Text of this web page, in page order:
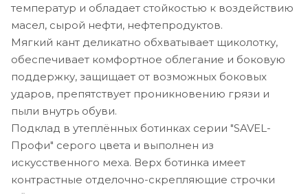
температур и обладает стойкостью к воздействию
масел, сырой нефти, нефтепродуктов.
Мягкий кант деликатно обхватывает щиколотку,
обеспечивает комфортное облегание и боковую
поддержку, защищает от возможных боковых
ударов, препятствует проникновению грязи и
пыли внутрь обуви.
Подклад в утеплённых ботинках серии "SAVEL-
Профи" серого цвета и выполнен из
искусственного меха. Верх ботинка имеет
контрастные отделочно-скрепляющие строчки